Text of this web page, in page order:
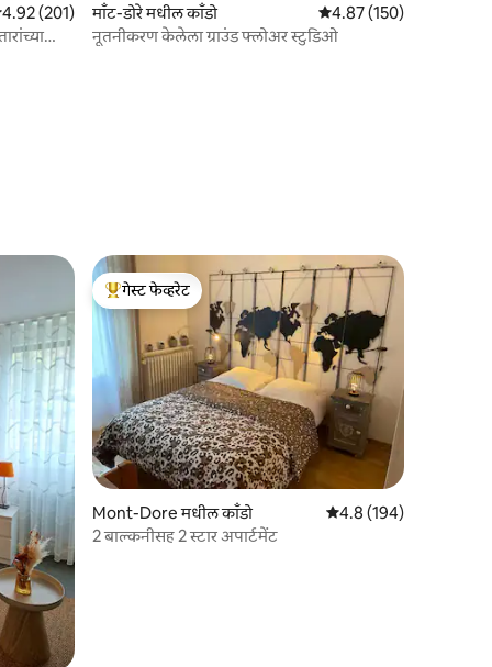
4.92 सरासरी रेटिंग, 201 रिव्ह्यूज
4.92 (201)
माँट-डोरे मधील काँडो 5 पैकी 4.87 सरासरी रेटिंग,
4.87 (150)
नूतनीकरण केलेला ग्राउंड फ्लोअर स्टुडिओ
टॉप गेस्ट फेव्हरेट
गेस्ट फेव्हरेट
Mont-Dore मधील काँडो 5 पैकी 4.8 सरासरी रेटिंग,
4.8 (194)
2 बाल्कनीसह 2 स्टार अपार्टमेंट